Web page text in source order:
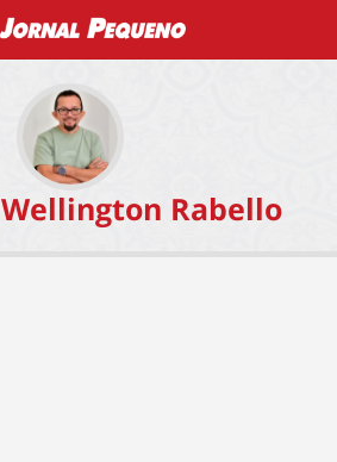
Wellington Rabello